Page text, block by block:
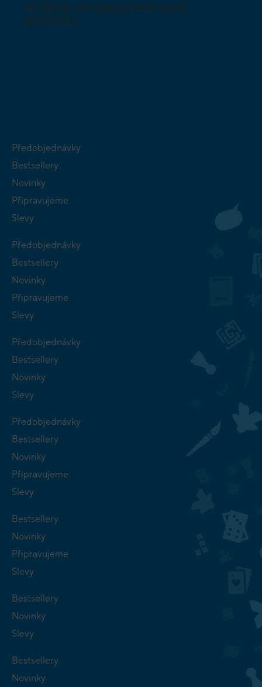
MŮŽETE PROZKOUMAT NAŠI
NABÍDKU
Předobjednávky
Bestsellery
Novinky
Připravujeme
Slevy
Předobjednávky
Bestsellery
Novinky
Připravujeme
Slevy
Předobjednávky
Bestsellery
Novinky
Slevy
Předobjednávky
Bestsellery
Novinky
Připravujeme
Slevy
Bestsellery
Novinky
Připravujeme
Slevy
Bestsellery
Novinky
Slevy
Bestsellery
Novinky